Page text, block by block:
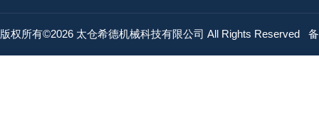
版权所有©2026 太仓希德机械科技有限公司 All Rights Reserved